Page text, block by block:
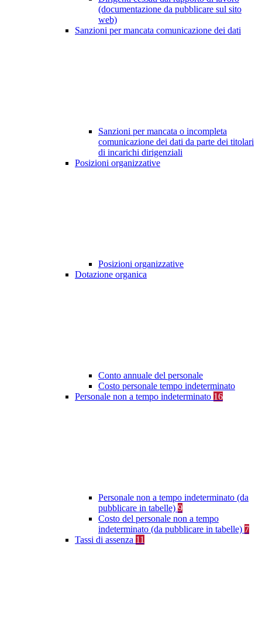
(documentazione da pubblicare sul sito
web)
Sanzioni per mancata comunicazione dei dati
Sanzioni per mancata o incompleta
comunicazione dei dati da parte dei titolari
di incarichi dirigenziali
Posizioni organizzative
Posizioni organizzative
Dotazione organica
Conto annuale del personale
Costo personale tempo indeterminato
Personale non a tempo indeterminato 16
Personale non a tempo indeterminato (da
pubblicare in tabelle) 9
Costo del personale non a tempo
indeterminato (da pubblicare in tabelle) 7
Tassi di assenza 11